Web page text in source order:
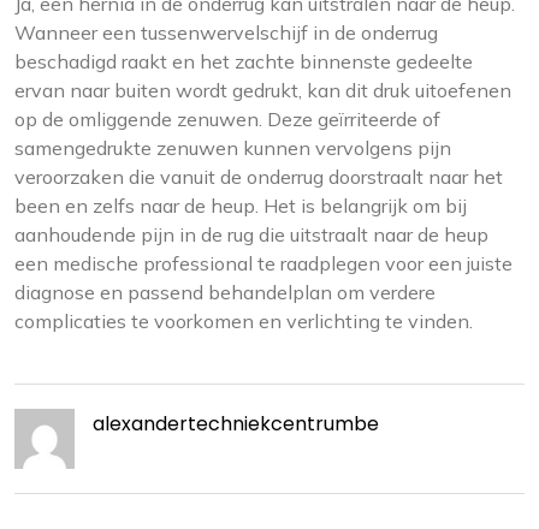
Wanneer een tussenwervelschijf in de onderrug
beschadigd raakt en het zachte binnenste gedeelte
ervan naar buiten wordt gedrukt, kan dit druk uitoefenen
op de omliggende zenuwen. Deze geïrriteerde of
samengedrukte zenuwen kunnen vervolgens pijn
veroorzaken die vanuit de onderrug doorstraalt naar het
been en zelfs naar de heup. Het is belangrijk om bij
aanhoudende pijn in de rug die uitstraalt naar de heup
een medische professional te raadplegen voor een juiste
diagnose en passend behandelplan om verdere
complicaties te voorkomen en verlichting te vinden.
alexandertechniekcentrumbe